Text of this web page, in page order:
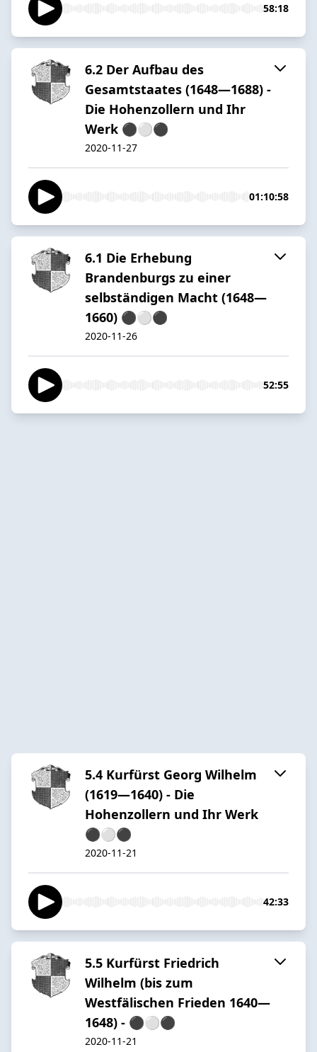
58:18
6.2 Der Aufbau des
Gesamtstaates (1648—1688) -
Die Hohenzollern und Ihr
Werk ⚫️⚪️⚫️
2020-11-27
01:10:58
6.1 Die Erhebung
Brandenburgs zu einer
selbständigen Macht (1648—
1660) ⚫️⚪️⚫️
2020-11-26
52:55
5.4 Kurfürst Georg Wilhelm
(1619—1640) - Die
Hohenzollern und Ihr Werk
⚫️⚪️⚫️
2020-11-21
42:33
5.5 Kurfürst Friedrich
Wilhelm (bis zum
Westfälischen Frieden 1640—
1648) - ⚫️⚪️⚫️
2020-11-21